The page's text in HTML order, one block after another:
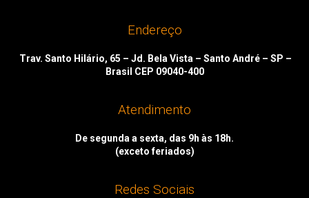
Endereço
Trav. Santo Hilário, 65 – Jd. Bela Vista – Santo André – SP –
Brasil CEP 09040-400
Atendimento
De segunda a sexta, das 9h às 18h.
(exceto feriados)
Redes Sociais